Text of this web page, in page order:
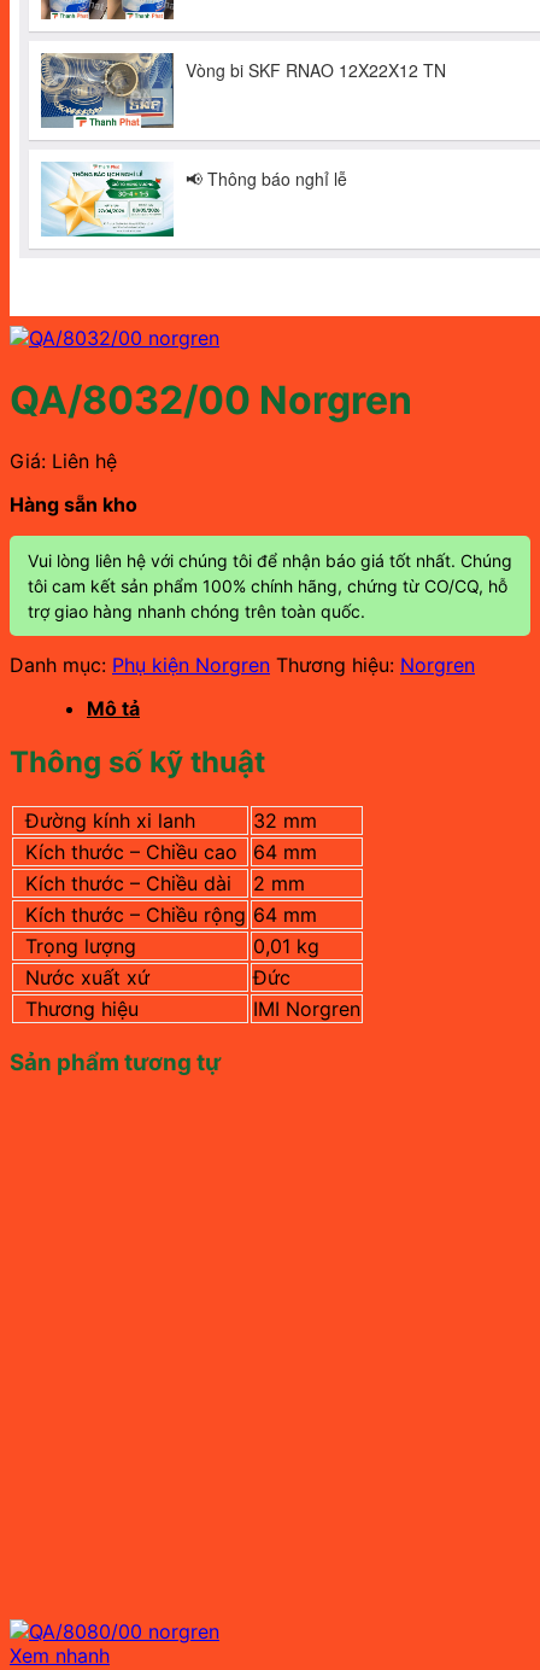
QA/8032/00 Norgren
Giá: Liên hệ
Hàng sẵn kho
Vui lòng liên hệ với chúng tôi để nhận báo giá tốt nhất. Chúng
tôi cam kết sản phẩm 100% chính hãng, chứng từ CO/CQ, hỗ
trợ giao hàng nhanh chóng trên toàn quốc.
Danh mục: Phụ kiện Norgren Thương hiệu: Norgren
Mô tả
Thông số kỹ thuật
Đường kính xi lanh
32 mm
Kích thước – Chiều cao
64 mm
Kích thước – Chiều dài
2 mm
Kích thước – Chiều rộng 64 mm
Trọng lượng
0,01 kg
Nước xuất xứ
Đức
Thương hiệu
IMI Norgren
Sản phẩm tương tự
Xem nhanh